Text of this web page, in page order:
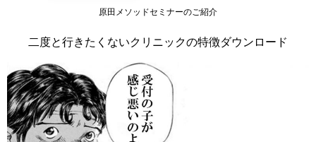
原田メソッドセミナーのご紹介
二度と行きたくないクリニックの特徴ダウンロード